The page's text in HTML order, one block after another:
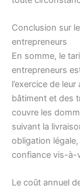
Conclusion sur
entrepreneurs
En somme, le
entrepreneurs
l’exercice de
bâtiment et des
couvre les
suivant la
obligation
confiance vis-à-
Le coût annuel